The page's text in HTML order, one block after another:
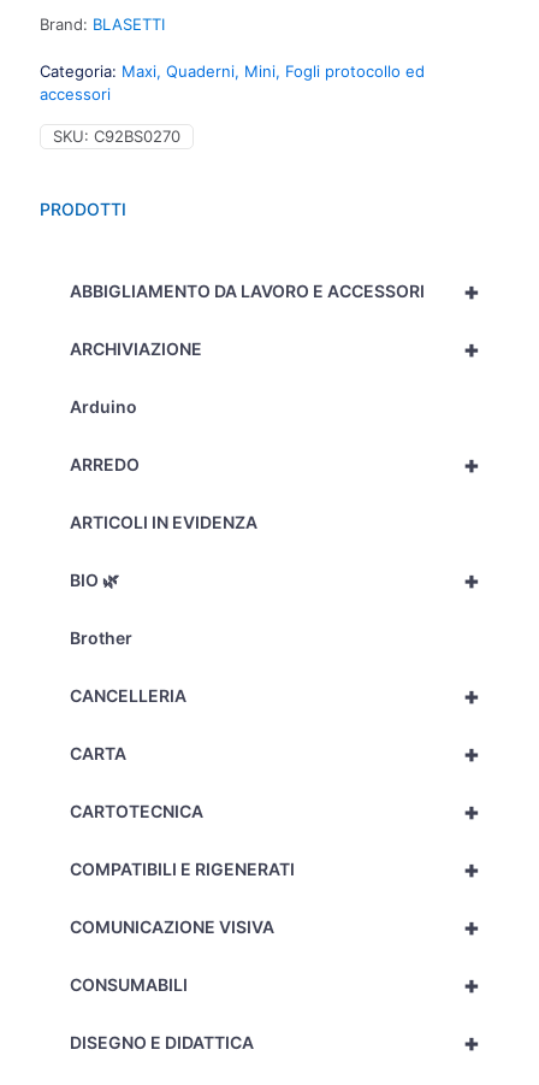
PRODOTTI
+
ABBIGLIAMENTO DA LAVORO E ACCESSORI
+
ARCHIVIAZIONE
Arduino
+
ARREDO
ARTICOLI IN EVIDENZA
+
BIO 🌿
Brother
+
CANCELLERIA
+
CARTA
+
CARTOTECNICA
+
COMPATIBILI E RIGENERATI
+
COMUNICAZIONE VISIVA
+
CONSUMABILI
+
DISEGNO E DIDATTICA
–
Quaderno
punto
metallico,
A5,
80gr,
,
10pz
quantità
Brand: BLASETTI
Categoria: Maxi, Quaderni, Mini, Fogli protocollo ed
accessori
SKU: C92BS0270